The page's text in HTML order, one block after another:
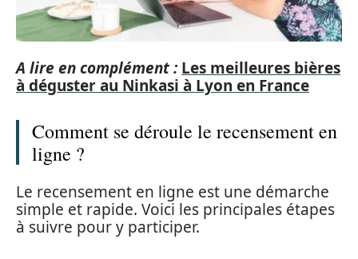
A lire en complément : Les meilleures bières
à déguster au Ninkasi à Lyon en France
Comment se déroule le recensement en
ligne ?
Le recensement en ligne est une démarche
simple et rapide. Voici les principales étapes
à suivre pour y participer.